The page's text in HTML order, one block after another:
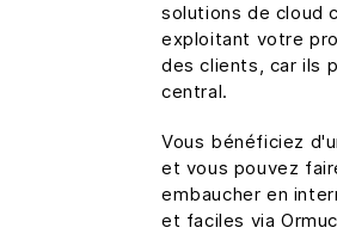
solutions de cloud
exploitant votre
des clients, car ils
central.
Vous bénéficiez
et vous pouvez
embaucher en
et faciles via